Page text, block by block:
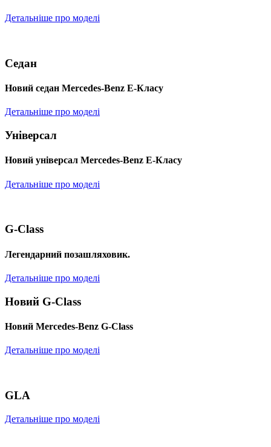
Детальніше про моделі
Седан
Новий седан Mercedes-Benz Е-Класу
Детальніше про моделі
Універсал
Новий універсал Mercedes-Benz E-Класу
Детальніше про моделі
G-Class
Легендарний позашляховик.
Детальніше про моделі
Новий G-Class
Новий Mercedes-Benz G-Class
Детальніше про моделі
GLA
Детальніше про моделі